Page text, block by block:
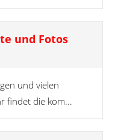
und Fotos
und vielen
findet die kom...